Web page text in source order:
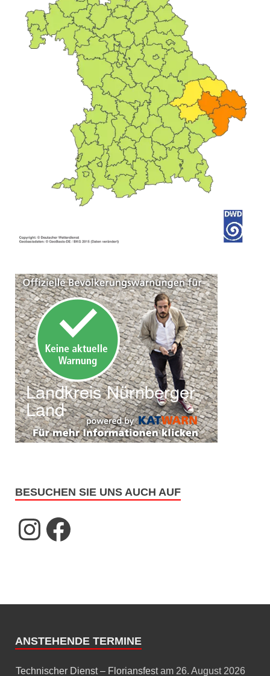
BESUCHEN SIE UNS AUCH AUF
ANSTEHENDE TERMINE
Technischer Dienst – Floriansfestam 26. August 2026